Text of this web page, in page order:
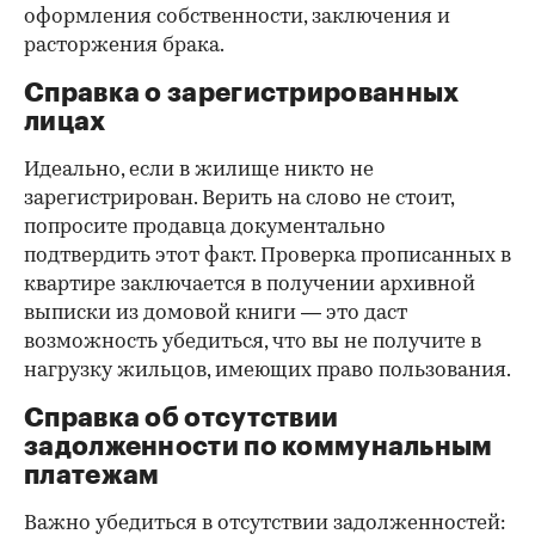
оформления собственности, заключения и
расторжения брака.
Справка о зарегистрированных
лицах
Идеально, если в жилище никто не
зарегистрирован. Верить на слово не стоит,
попросите продавца документально
подтвердить этот факт. Проверка прописанных в
квартире заключается в получении архивной
выписки из домовой книги — это даст
возможность убедиться, что вы не получите в
нагрузку жильцов, имеющих право пользования.
Справка об отсутствии
задолженности по коммунальным
платежам
Важно убедиться в отсутствии задолженностей: